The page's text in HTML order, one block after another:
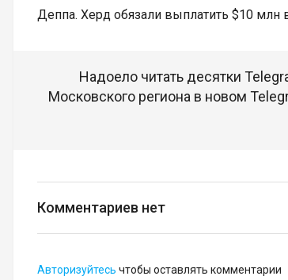
Деппа. Херд обязали выплатить $10
Надоело читать десятки
Московского региона в новом
Комментариев нет
Авторизуйтесь чтобы оставлять комментарии